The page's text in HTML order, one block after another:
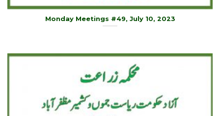
Monday Meetings #49, July 10, 2023